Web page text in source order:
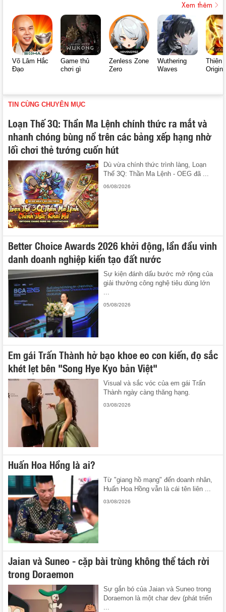
Xem thêm
Võ Lâm Hắc
Đạo
Game thủ
chơi gì
Zenless Zone
Zero
Wuthering
Waves
Thiên
Origin
TIN CÙNG CHUYÊN MỤC
Loạn Thế 3Q: Thần Ma Lệnh chính thức ra mắt và
nhanh chóng bùng nổ trên các bảng xếp hạng nhờ
lối chơi thẻ tướng cuốn hút
Dù vừa chính thức trình làng, Loạn
Thế 3Q: Thần Ma Lệnh - OEG đã ...
06/08/2026
Better Choice Awards 2026 khởi động, lần đầu vinh
danh doanh nghiệp kiến tạo đất nước
Sự kiện đánh dấu bước mở rộng của
giải thưởng công nghệ tiêu dùng lớn
05/08/2026
Em gái Trấn Thành hở bạo khoe eo con kiến, đọ sắc
khét lẹt bên "Song Hye Kyo bản Việt"
Visual và sắc vóc của em gái Trấn
Thành ngày càng thăng hạng.
03/08/2026
Huấn Hoa Hồng là ai?
Từ "giang hồ mạng" đến doanh nhân,
Huấn Hoa Hồng vẫn là cái tên liên ...
03/08/2026
Jaian và Suneo - cặp bài trùng không thể tách rời
trong Doraemon
Sự gắn bó của Jaian và Suneo trong
Doraemon là một char dev (phát triển
...